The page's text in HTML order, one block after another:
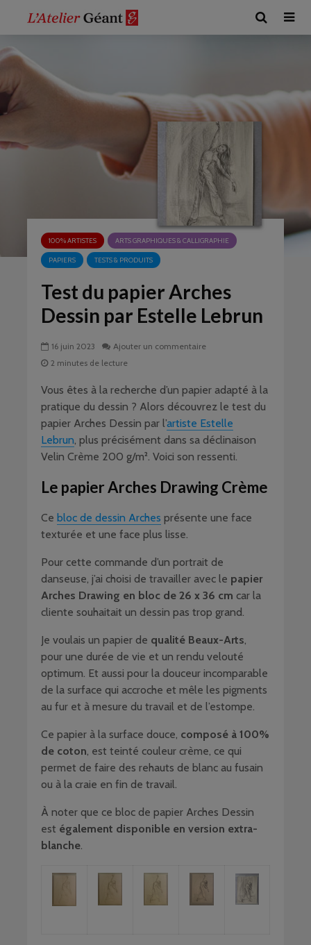
100% ARTISTES ARTS GRAPHIQUES & CALLIGRAPHIE
PAPIERS TESTS & PRODUITS
Test du papier Arches
Dessin par Estelle Lebrun
16 juin 2023
Ajouter un commentaire
2 minutes de lecture
Vous êtes à la recherche d’un papier adapté à la
pratique du dessin ? Alors découvrez le test du
papier Arches Dessin par l’artiste Estelle
Lebrun, plus précisément dans sa déclinaison
Velin Crème 200 g/m². Voici son ressenti.
Le papier Arches Drawing Crème
Ce bloc de dessin Arches présente une face
texturée et une face plus lisse.
Pour cette commande d’un portrait de
danseuse, j’ai choisi de travailler avec le papier
Arches Drawing en bloc de 26 x 36 cm car la
cliente souhaitait un dessin pas trop grand.
Je voulais un papier de qualité Beaux-Arts,
pour une durée de vie et un rendu velouté
optimum. Et aussi pour la douceur incomparable
de la surface qui accroche et mêle les pigments
au fur et à mesure du travail et de l’estompe.
Ce papier à la surface douce, composé à 100%
de coton, est teinté couleur crème, ce qui
permet de faire des rehauts de blanc au fusain
ou à la craie en fin de travail.
À noter que ce bloc de papier Arches Dessin
est également disponible en version extra-
blanche.